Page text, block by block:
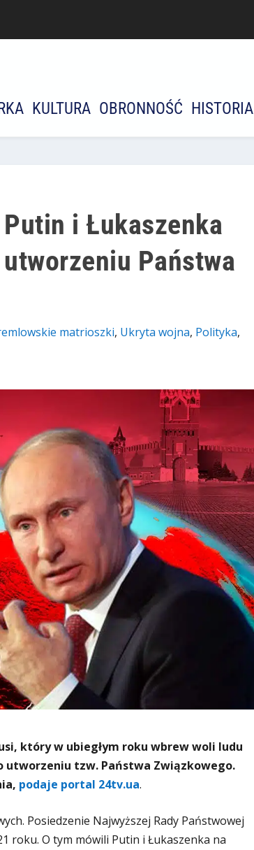
KULTURA OBRONNOŚĆ HISTORIA
Putin i Łukaszenka
Państwa
matrioszki, Ukryta wojna, Polityka,
który w ubiegłym roku wbrew woli ludu
utworzeniu tzw. Państwa Związkowego.
podaje portal 24tv.ua.
Posiedzenie Najwyższej Rady Państwowej
roku. O tym mówili Putin i Łukaszenka na